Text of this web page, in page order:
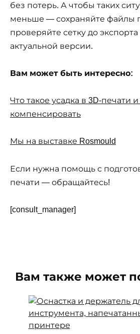
без потерь. А чтобы таких
меньше — сохраняйте файлы
проверяйте сетку до
актуальной версии.
Вам может быть интересно:
Что такое усадка в 3D-печати и
компенсировать
Мы на выставке Rosmould
Если нужна помощь с
печати — обращайтесь!
[consult_manager]
Вам также может